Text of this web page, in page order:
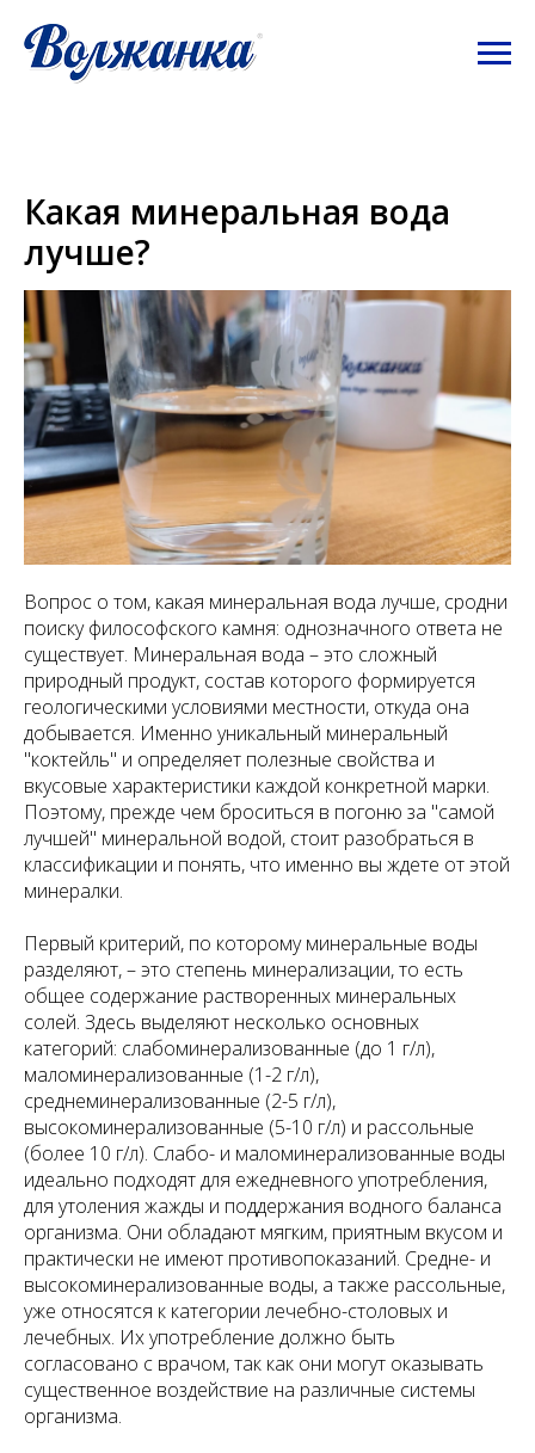
Какая минеральная вода
лучше?
Вопрос о том, какая минеральная вода лучше, сродни
поиску философского камня: однозначного ответа не
существует. Минеральная вода – это сложный
природный продукт, состав которого формируется
геологическими условиями местности, откуда она
добывается. Именно уникальный минеральный
"коктейль" и определяет полезные свойства и
вкусовые характеристики каждой конкретной марки.
Поэтому, прежде чем броситься в погоню за "самой
лучшей" минеральной водой, стоит разобраться в
классификации и понять, что именно вы ждете от этой
минералки.
Первый критерий, по которому минеральные воды
разделяют, – это степень минерализации, то есть
общее содержание растворенных минеральных
солей. Здесь выделяют несколько основных
категорий: слабоминерализованные (до 1 г/л),
маломинерализованные (1-2 г/л),
среднеминерализованные (2-5 г/л),
высокоминерализованные (5-10 г/л) и рассольные
(более 10 г/л). Слабо- и маломинерализованные воды
идеально подходят для ежедневного употребления,
для утоления жажды и поддержания водного баланса
организма. Они обладают мягким, приятным вкусом и
практически не имеют противопоказаний. Средне- и
высокоминерализованные воды, а также рассольные,
уже относятся к категории лечебно-столовых и
лечебных. Их употребление должно быть
согласовано с врачом, так как они могут оказывать
существенное воздействие на различные системы
организма.